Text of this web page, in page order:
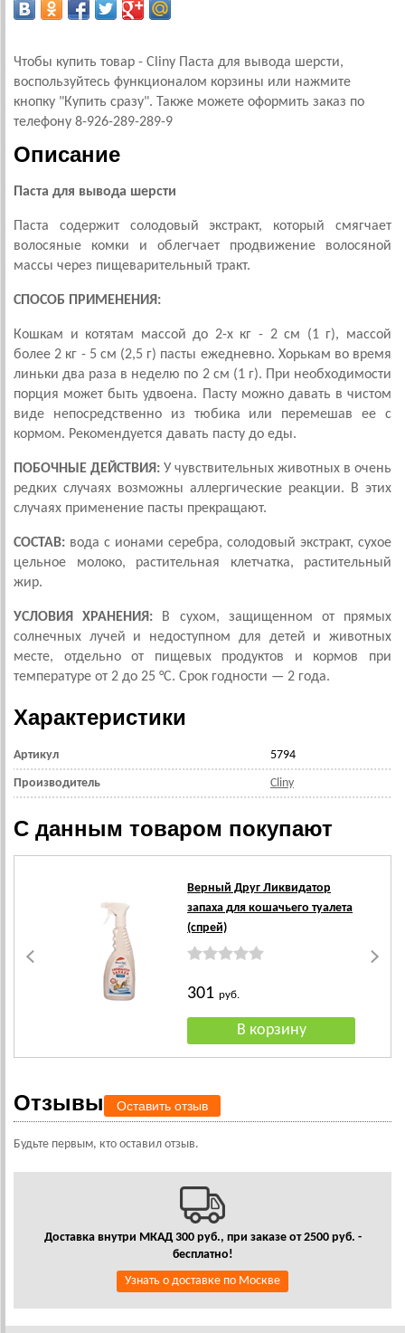
Чтобы купить товар - Cliny Паста для вывода шерсти,
воспользуйтесь функционалом корзины или нажмите
кнопку "Купить сразу". Также можете оформить заказ по
телефону 8-926-289-289-9
Описание
Паста для вывода шерсти
Паста содержит cолодовый экстракт, который смягчает
волосяные комки и облегчает продвижение волосяной
массы через пищеварительный тракт.
СПОСОБ ПРИМЕНЕНИЯ:
Кошкам и котятам массой до 2-х кг - 2 см (1 г), массой
более 2 кг - 5 см (2,5 г) пасты ежедневно. Хорькам во время
линьки два раза в неделю по 2 см (1 г). При необходимости
порция может быть удвоена. Пасту можно давать в чистом
виде непосредственно из тюбика или перемешав ее с
кормом. Рекомендуется давать пасту до еды.
ПОБОЧНЫЕ ДЕЙСТВИЯ: У чувствительных животных в очень
редких случаях возможны аллергические реакции. В этих
случаях применение пасты прекращают.
СОСТАВ: вода с ионами серебра, солодовый экстракт, сухое
цельное молоко, растительная клетчатка, растительный
жир.
УСЛОВИЯ ХРАНЕНИЯ: В сухом, защищенном от прямых
солнечных лучей и недоступном для детей и животных
месте, отдельно от пищевых продуктов и кормов при
температуре от 2 до 25 °C. Срок годности — 2 года.
Характеристики
Артикул 5794
Производитель Cliny
С данным товаром покупают
Верный Друг Ликвидатор
запаха для кошачьего туалета
(спрей)
301руб.
Отзывы Оставить отзыв
Будьте первым, кто оставил отзыв.
Доставка внутри МКАД 300 руб., при заказе от 2500 руб. -
бесплатно!
Узнать о доставке по Москве